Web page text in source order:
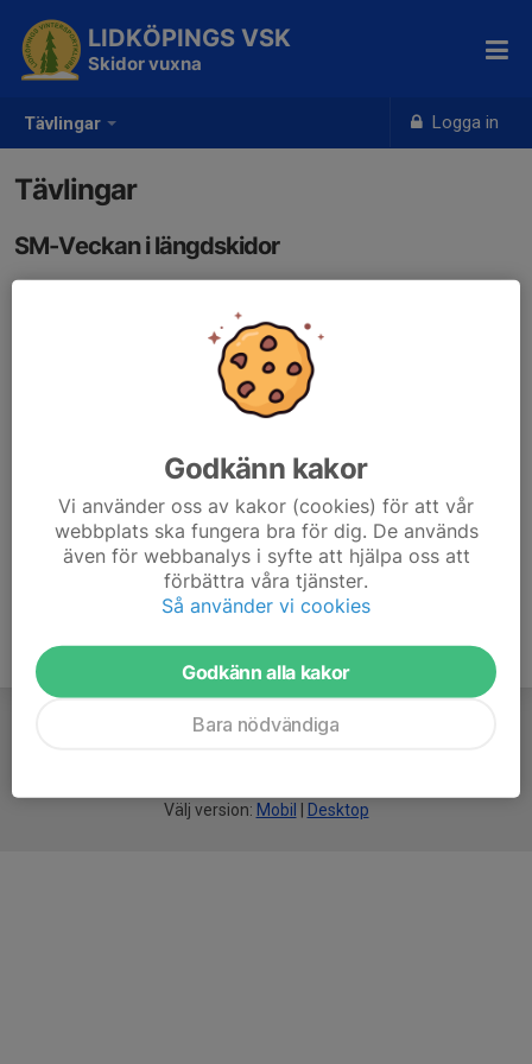
Tävlingar Logga in
LIDKÖPINGS VSK
Skidor vuxna
Tävlingar
SM-Veckan i längdskidor
Längdskidor - SM-veckan - Riksidrottsförbundet : SM-veckan –
Riksidrottsförbundet (smveckan.se)
går också att göra anmälningar här!
Tävlingskalender - Lidköpings VSK | IdrottOnline (skidor.com)
Välj version: Mobil Desktop
Godkänn kakor
Vi använder oss av kakor (cookies) för att vår
webbplats ska fungera bra för dig. De används
även för webbanalys i syfte att hjälpa oss att
förbättra våra tjänster.
Så använder vi cookies
Godkänn alla kakor
Bara nödvändiga